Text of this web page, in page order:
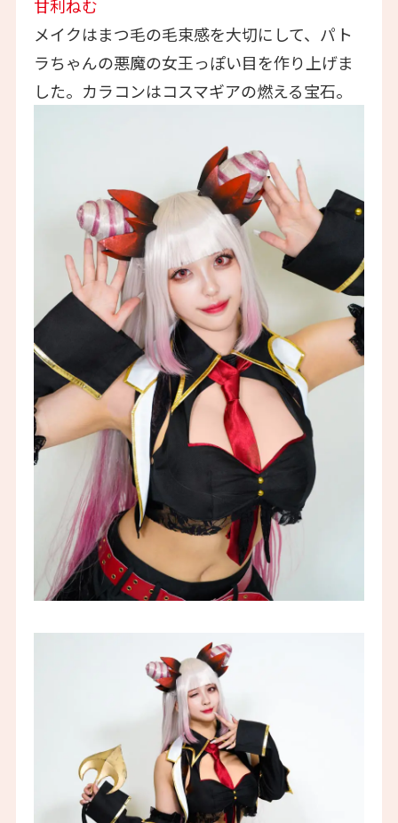
甘利ねむ
メイクはまつ毛の毛束感を大切にして、パト
ラちゃんの悪魔の女王っぽい目を作り上げま
した。カラコンはコスマギアの燃える宝石。